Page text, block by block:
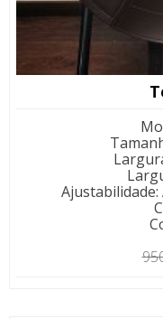
Ajustabilidade: